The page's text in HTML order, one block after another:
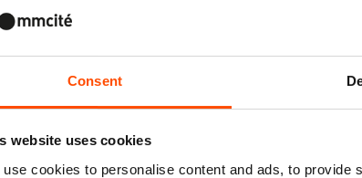
Consent
website uses cookies
use cookies to personalise content and ads, to